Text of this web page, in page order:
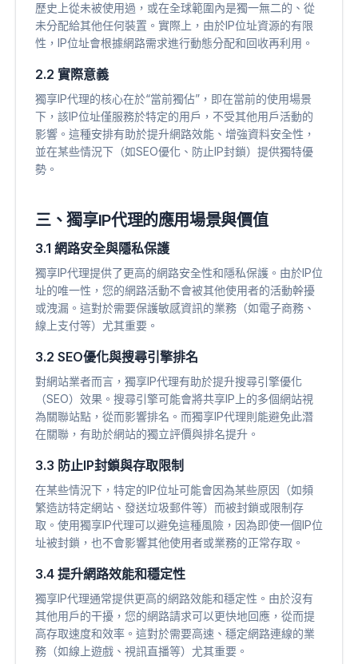
歷史上從未被使用過，或在全球範圍內是獨一無二的、從
未分配給其他任何裝置。實際上，由於IP位址資源的有限
性，IP位址會根據網路需求進行動態分配和回收再利用。
2.2 實際意義
獨享IP代理的核心在於“當前獨佔”，即在當前的使用場景
下，該IP位址僅服務於特定的用戶，不受其他用戶活動的
影響。這種安排有助於提升網路效能、增強資料安全性，
並在某些情況下（如SEO優化、防止IP封鎖）提供獨特優
勢。
三、獨享IP代理的應用場景與價值
3.1 網路安全與隱私保護
獨享IP代理提供了更高的網路安全性和隱私保護。由於IP位
址的唯一性，您的網路活動不會被其他使用者的活動幹擾
或洩漏。這對於需要保護敏感資訊的業務（如電子商務、
線上支付等）尤其重要。
3.2 SEO優化與搜尋引擎排名
對網站業者而言，獨享IP代理有助於提升搜尋引擎優化
（SEO）效果。搜尋引擎可能會將共享IP上的多個網站視
為關聯站點，從而影響排名。而獨享IP代理則能避免此潛
在關聯，有助於網站的獨立評價與排名提升。
3.3 防止IP封鎖與存取限制
在某些情況下，特定的IP位址可能會因為某些原因（如頻
繁造訪特定網站、發送垃圾郵件等）而被封鎖或限制存
取。使用獨享IP代理可以避免這種風險，因為即使一個IP位
址被封鎖，也不會影響其他使用者或業務的正常存取。
3.4 提升網路效能和穩定性
獨享IP代理通常提供更高的網路效能和穩定性。由於沒有
其他用戶的干擾，您的網路請求可以更快地回應，從而提
高存取速度和效率。這對於需要高速、穩定網路連線的業
務（如線上遊戲、視訊直播等）尤其重要。